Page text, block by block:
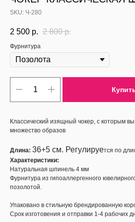
SKU: Ч-280
2 500 р. 2 800 р.
Фурнитура
Классический изящный чокер, с которым
множество образов
Длина: 36+5 см. Регулируется по
Характеристики:
Натуральная шпинель 4 мм
Фурнитура из гипоаллергенного
позолотой.
Упаковано в стильную брендированную
Срок изготовения и отправки 1-4 рабочих